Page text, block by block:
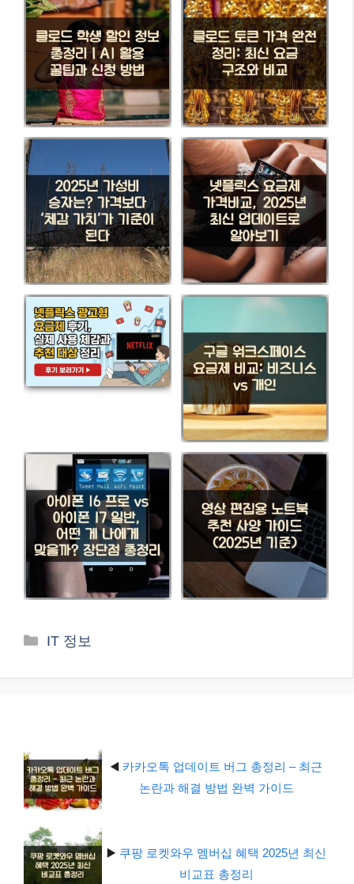
카
IT 정보
◀️ 카카오톡 업데이트 버그 총정리 – 최근
논란과 해결 방법 완벽 가이드
▶️ 쿠팡 로켓와우 멤버십 혜택 2025년 최신
비교표 총정리